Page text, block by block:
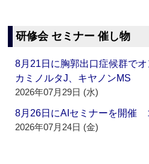
研修会 セミナー 催し物
8月21日に胸郭出口症候群で
カミノルタJ、キヤノンMS
2026年07月29日 (水)
8月26日にAIセミナーを開催
2026年07月24日 (金)